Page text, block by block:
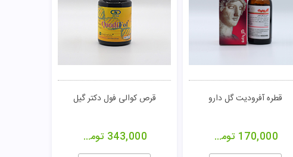
قطره آفرودیت گل دارو
170,000 تومان
قرص کوالی فول دکتر گیل
343,000 تومان